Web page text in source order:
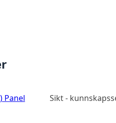
Panel Sikt -